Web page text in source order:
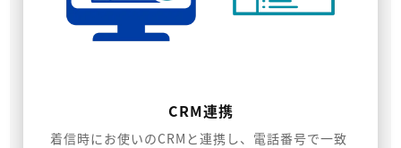
CRM連携
着信時にお使いのCRMと連携し、電話番号で一致